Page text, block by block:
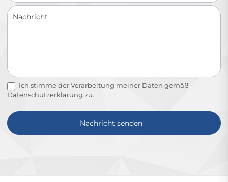
Ich stimme der Verarbeitung meiner Daten gemäß
Datenschutzerklärung zu.
Nachricht senden